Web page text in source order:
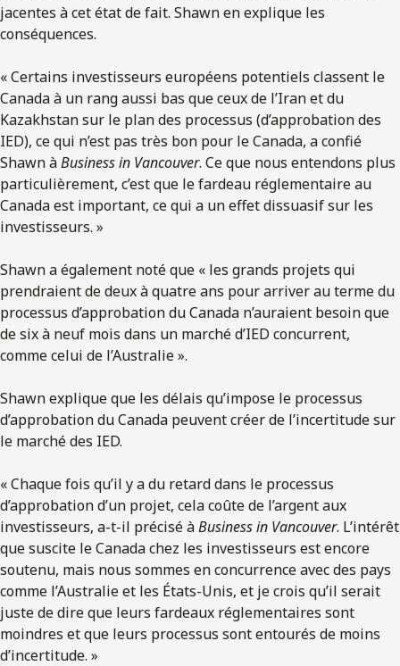
jacentes à cet état de fait. Shawn en explique les
conséquences.
« Certains investisseurs européens potentiels classent le
Canada à un rang aussi bas que ceux de l’Iran et du
Kazakhstan sur le plan des processus (d’approbation des
IED), ce qui n’est pas très bon pour le Canada, a confié
Shawn àBusiness in Vancouver. Ce que nous entendons plus
particulièrement, c’est que le fardeau réglementaire au
Canada est important, ce qui a un effet dissuasif sur les
investisseurs. »
Shawn a également noté que « les grands projets qui
prendraient de deux à quatre ans pour arriver au terme du
processus d’approbation du Canada n’auraient besoin que
de six à neuf mois dans un marché d’IED concurrent,
comme celui de l’Australie ».
Shawn explique que les délais qu’impose le processus
d’approbation du Canada peuvent créer de l’incertitude sur
le marché des IED.
« Chaque fois qu’il y a du retard dans le processus
d’approbation d’un projet, cela coûte de l’argent aux
investisseurs, a-t-il précisé àBusiness in Vancouver. L’intérêt
que suscite le Canada chez les investisseurs est encore
soutenu, mais nous sommes en concurrence avec des pays
comme l’Australie et les États-Unis, et je crois qu’il serait
juste de dire que leurs fardeaux réglementaires sont
moindres et que leurs processus sont entourés de moins
d’incertitude. »